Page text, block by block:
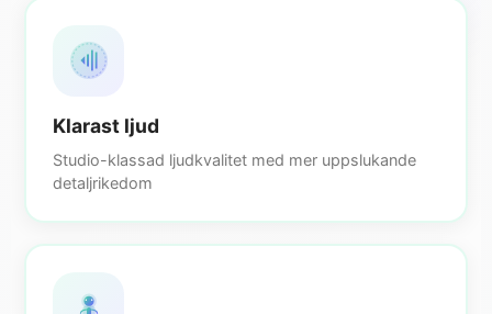
Klarast ljud
Studio-klassad ljudkvalitet med mer uppslukande
detaljrikedom